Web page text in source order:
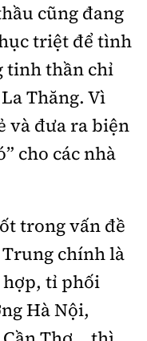
cũng đang
triệt để tình
tinh thần chỉ
Thăng. Vì
và đưa ra biện
cho các nhà
trong vấn đề
chính là
tỉ phối
Hà Nội,